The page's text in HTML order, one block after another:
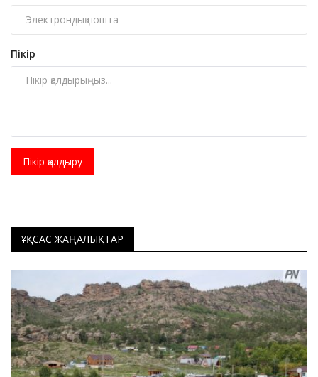
Пікір
Пікір қалдыру
ҰҚСАС ЖАҢАЛЫҚТАР